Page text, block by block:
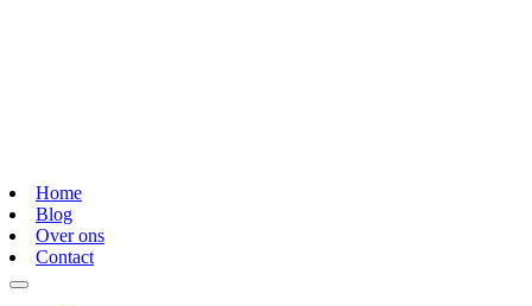
Home
Blog
Over ons
Contact